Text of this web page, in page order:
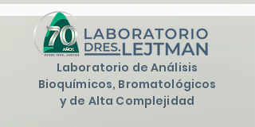
Laboratorio de Análisis
Bioquímicos, Bromatológicos
y de Alta Complejidad